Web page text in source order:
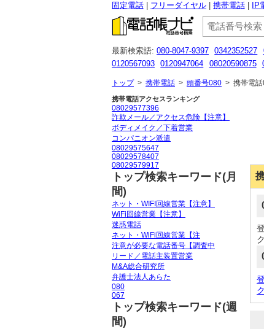
固定電話 フリーダイヤル 携帯電話 IP
最新検索語: 080-8047-9397 0342352527
0120567093
0120947064 08020590875
トップ> 携帯電話 > 頭番号080 > 携帯電
携帯電話アクセスランキング
08029577396
詐欺メール／アクセス危険【注意】
ボディメイク／下着営業
コンパニオン派遣
08029575647
08029578407
08029579917
トップ検索キーワード(月
間)
ネット・WIFI回線営業【注意】
WiFi回線営業【注意】
迷惑電話
ネット・WiFi回線営業【注
注意が必要な電話番号【調査中
リード／電話主装置営業
M&A総合研究所
弁護士法人あらた
080
067
トップ検索キーワード(週
間)